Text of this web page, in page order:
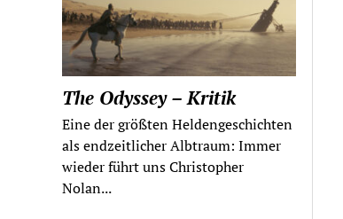
The Odyssey – Kritik
Eine der größten Heldengeschichten
als endzeitlicher Albtraum: Immer
wieder führt uns Christopher
Nolan...